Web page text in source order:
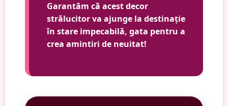
Garantăm că acest decor
strălucitor va ajunge la destinație
în stare impecabilă, gata pentru a
crea amintiri de neuitat!